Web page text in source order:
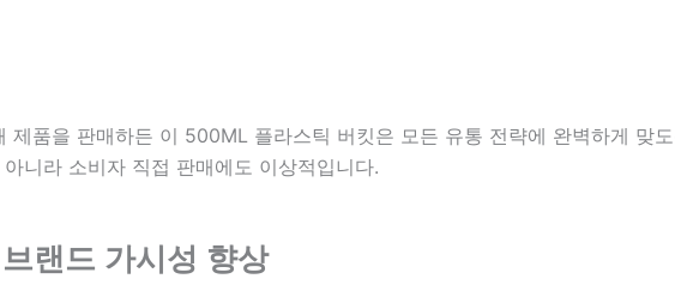
제품을 판매하든 이 500ML 플라스틱 버킷은 모든 유통 전략에 완벽하게 맞
니라 소비자 직접 판매에도 이상적입니다.
랜드 가시성 향상